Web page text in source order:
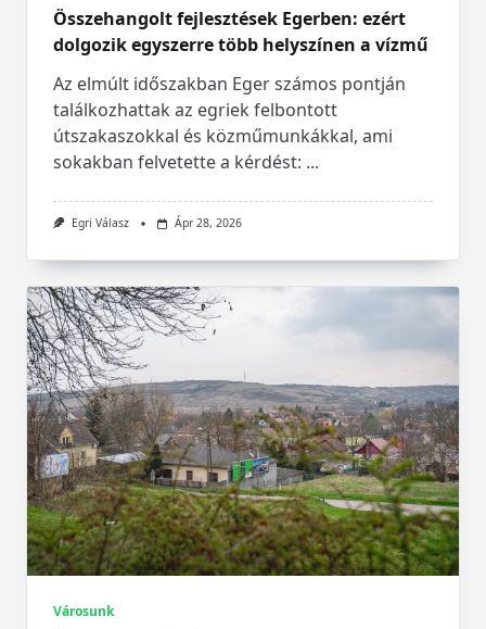
Összehangolt fejlesztések Egerben: ezért
dolgozik egyszerre több helyszínen a vízmű
Az elmúlt időszakban Eger számos pontján
találkozhattak az egriek felbontott
útszakaszokkal és közműmunkákkal, ami
sokakban felvetette a kérdést: ...
Egri Válasz Ápr 28, 2026
Városunk